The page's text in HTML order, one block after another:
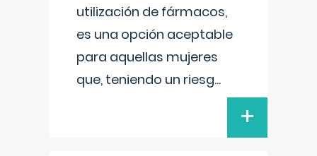
utilización de fármacos,
es una opción aceptable
para aquellas mujeres
que, teniendo un riesg...
+